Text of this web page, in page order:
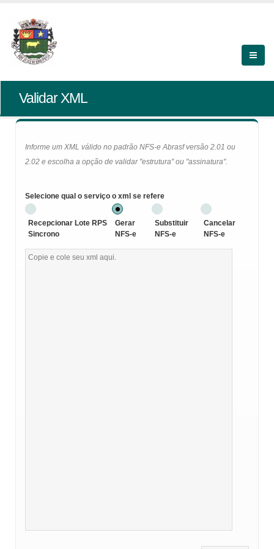
Validar XML
Informe um XML válido no padrão NFS-e Abrasf versão 2.01 ou
2.02 e escolha a opção de validar "estrutura" ou "assinatura".
Selecione qual o serviço o xml se refere
Recepcionar Lote RPS
Sincrono
Gerar
NFS-e
Substituir
NFS-e
Cancelar
NFS-e